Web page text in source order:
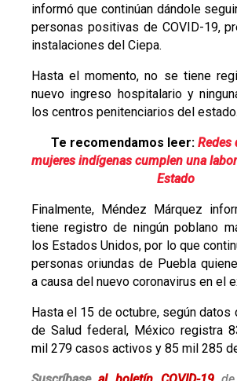
informó que continúan dándole
personas positivas de COVID-19,
instalaciones del Ciepa.
Hasta el momento, no se tiene
nuevo ingreso hospitalario y
los centros penitenciarios del estado.
Te recomendamos leer: Redes
mujeres indígenas cumplen una
Estado
Finalmente, Méndez Márquez
tiene registro de ningún poblano
los Estados Unidos, por lo que
personas oriundas de Puebla
a causa del nuevo coronavirus en el
Hasta el 15 de octubre, según datos
de Salud federal, México registra
mil 279 casos activos y 85 mil 285